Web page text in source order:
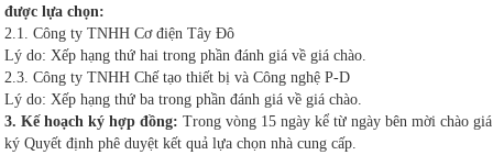
được lựa chọn:
2.1. Công ty TNHH Cơ điện Tây Đô
Lý do: Xếp hạng thứ hai trong phần đánh giá về giá chào.
2.3. Công ty TNHH Chế tạo thiết bị và Công nghệ P-D
Lý do: Xếp hạng thứ ba trong phần đánh giá về giá chào.
3. Kế hoạch ký hợp đồng: Trong vòng 15 ngày kể từ ngày bên mời chào giá
ký Quyết định phê duyệt kết quả lựa chọn nhà cung cấp.